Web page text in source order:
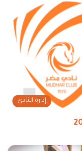
إدارة النادي